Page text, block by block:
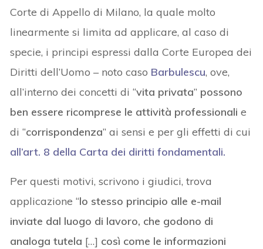
Corte di Appello di Milano, la quale molto
linearmente si limita ad applicare, al caso di
specie, i principi espressi dalla Corte Europea dei
Diritti dell’Uomo – noto caso Barbulescu, ove,
all’interno dei concetti di “vita privata” possono
ben essere ricomprese le attività professionalie
di “corrispondenza” ai sensi e per gli effetti di cui
all’art. 8 della Carta dei diritti fondamentali.
Per questi motivi, scrivono i giudici, trova
applicazione “lo stesso principio alle e-mail
inviate dal luogo di lavoro, che godono di
analoga tutela […] così come le informazioni